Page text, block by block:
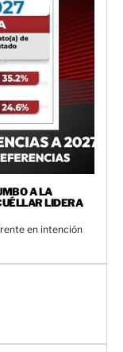
A LA
LIDERA
en intención